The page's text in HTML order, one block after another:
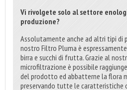
Vi rivolgete solo al settore
produzione?
Assolutamente anche ad altri tipi di
nostro Filtro Pluma è
birra e succhi di frutta. Grazie al
microfiltrazione è possibile
del prodotto ed abbatterne la flora
preservando tutte le caratteristiche